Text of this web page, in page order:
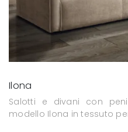
Ilona
Salotti e divani con
modello Ilona in tessuto